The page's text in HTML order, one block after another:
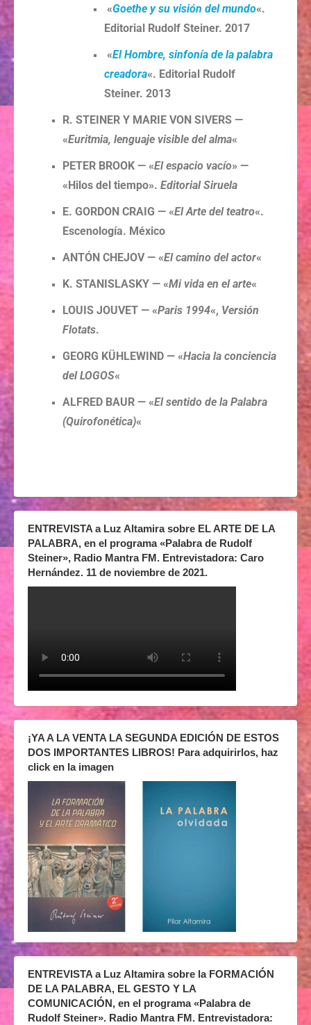
«Goethe y su visión del mundo«.
Editorial Rudolf Steiner. 2017
«El Hombre, sinfonía de la palabra
creadora«. Editorial Rudolf
Steiner. 2013
R. STEINER Y MARIE VON SIVERS —
«Euritmia, lenguaje visible del alma«
PETER BROOK — «El espacio vacío» —
«Hilos del tiempo». Editorial Siruela
E. GORDON CRAIG — «El Arte del teatro«.
Escenología. México
ANTÓN CHEJOV — «El camino del actor«
K. STANISLASKY — «Mi vida en el arte«
LOUIS JOUVET — «Paris 1994«, Versión
Flotats.
GEORG KÜHLEWIND — «Hacia la conciencia
del LOGOS«
ALFRED BAUR — «El sentido de la Palabra
(Quirofonética)«
ENTREVISTA a Luz Altamira sobre EL ARTE DE LA
PALABRA, en el programa «Palabra de Rudolf
Steiner», Radio Mantra FM. Entrevistadora: Caro
Hernández. 11 de noviembre de 2021.
¡YA A LA VENTA LA SEGUNDA EDICIÓN DE ESTOS
DOS IMPORTANTES LIBROS! Para adquirirlos, haz
click en la imagen
ENTREVISTA a Luz Altamira sobre la FORMACIÓN
DE LA PALABRA, EL GESTO Y LA
COMUNICACIÓN, en el programa «Palabra de
Rudolf Steiner». Radio Mantra FM. Entrevistadora: